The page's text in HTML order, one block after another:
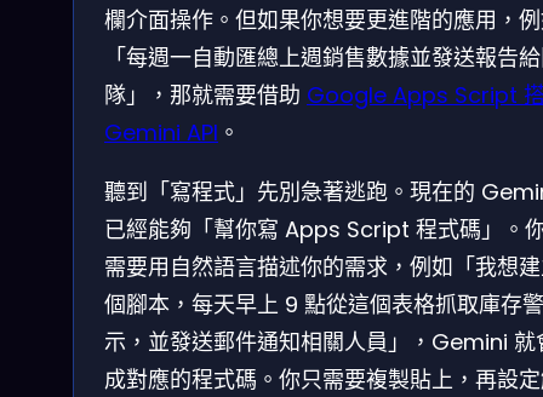
欄介面操作。但如果你想要更進階的應用，
「每週一自動匯總上週銷售數據並發送報告
隊」，那就需要借助 Google Apps Script
Gemini API 。
聽到「寫程式」先別急著逃跑。現在的
已經能夠「幫你寫 Apps Script 程式碼」。
需要用自然語言描述你的需求，例如「我想
個腳本，每天早上 9 點從這個表格抓取庫存警
示，並發送郵件通知相關人員」，Gemini 就
成對應的程式碼。你只需要複製貼上，再設